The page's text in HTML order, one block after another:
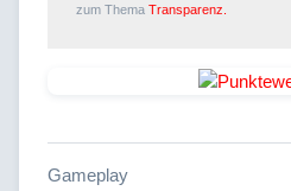
zum Thema Transparenz.
Gameplay